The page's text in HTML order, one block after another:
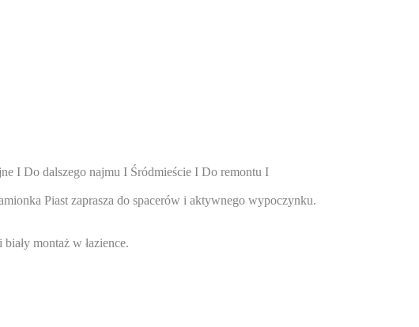
I Do dalszego najmu I Śródmieście I Do remontu I
Piast zaprasza do spacerów i aktywnego wypoczynku.
montaż w łazience.